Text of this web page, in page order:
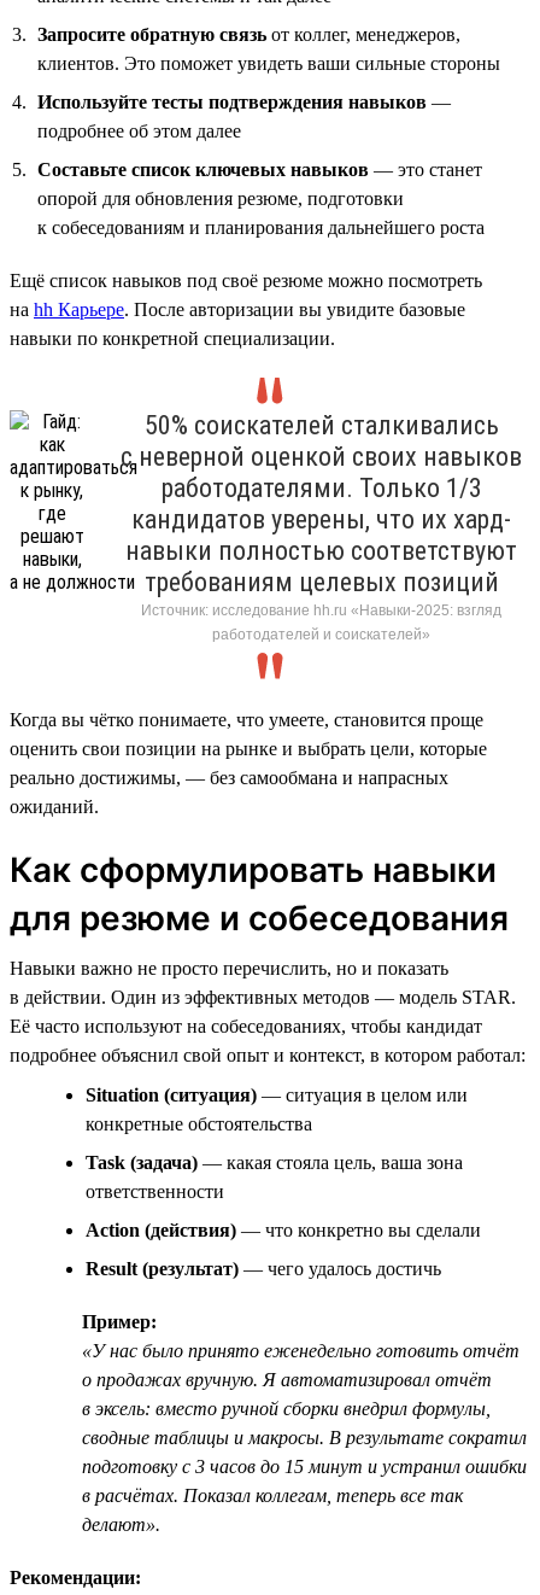
Запросите обратную связь от коллег, менеджеров,
клиентов. Это поможет увидеть ваши сильные стороны
Используйте тесты подтверждения навыков —
подробнее об этом далее
Составьте список ключевых навыков — это станет
опорой для обновления резюме, подготовки
к собеседованиям и планирования дальнейшего роста
Ещё список навыков под своё резюме можно посмотреть
на hh Карьере. После авторизации вы увидите базовые
навыки по конкретной специализации.
50% соискателей сталкивались
с неверной оценкой своих навыков
работодателями. Только 1/3
кандидатов уверены, что их хард-
навыки полностью соответствуют
требованиям целевых позиций
Источник: исследование hh.ru «Навыки-2025: взгляд
работодателей и соискателей»
Когда вы чётко понимаете, что умеете, становится проще
оценить свои позиции на рынке и выбрать цели, которые
реально достижимы, — без самообмана и напрасных
ожиданий.
Как сформулировать навыки
для резюме и собеседования
Навыки важно не просто перечислить, но и показать
в действии. Один из эффективных методов — модель STAR.
Её часто используют на собеседованиях, чтобы кандидат
подробнее объяснил свой опыт и контекст, в котором работал:
Situation (ситуация) — ситуация в целом или
конкретные обстоятельства
Task (задача) — какая стояла цель, ваша зона
ответственности
Action (действия) — что конкретно вы сделали
Result (результат) — чего удалось достичь
Пример:
«У нас было принято еженедельно готовить отчёт
о продажах вручную. Я автоматизировал отчёт
в эксель: вместо ручной сборки внедрил формулы,
сводные таблицы и макросы. В результате сократил
подготовку с 3 часов до 15 минут и устранил ошибки
в расчётах. Показал коллегам, теперь все так
делают».
Рекомендации: